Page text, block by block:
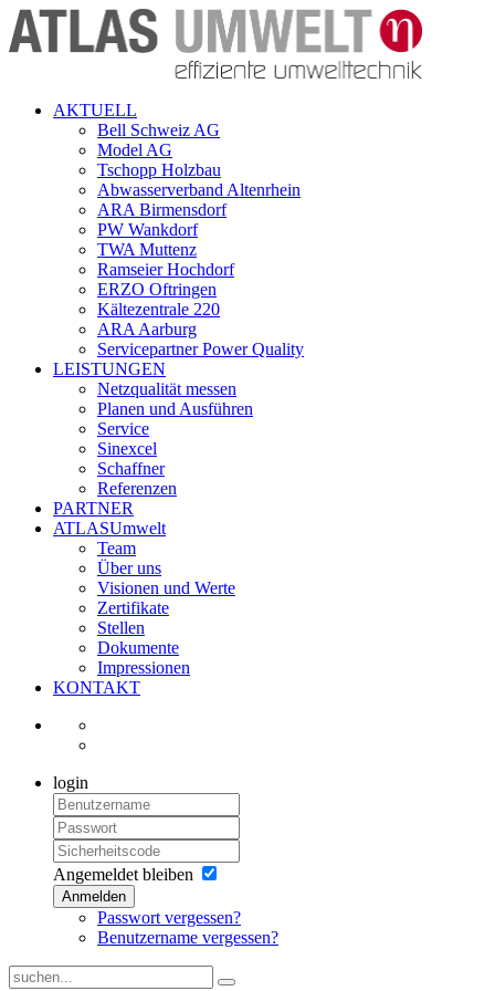
AKTUELL
Bell Schweiz AG
Model AG
Tschopp Holzbau
Abwasserverband Altenrhein
ARA Birmensdorf
PW Wankdorf
TWA Muttenz
Ramseier Hochdorf
ERZO Oftringen
Kältezentrale 220
ARA Aarburg
Servicepartner Power Quality
LEISTUNGEN
Netzqualität messen
Planen und Ausführen
Service
Sinexcel
Schaffner
Referenzen
PARTNER
ATLASUmwelt
Team
Über uns
Visionen und Werte
Zertifikate
Stellen
Dokumente
Impressionen
KONTAKT
login
Angemeldet bleiben
Anmelden
Passwort vergessen?
Benutzername vergessen?